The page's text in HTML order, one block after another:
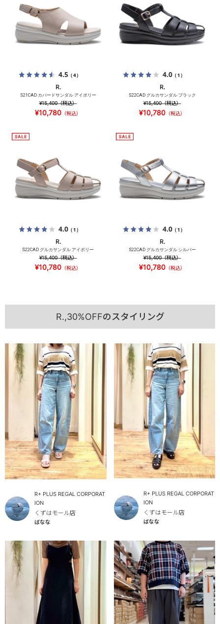
4.5（4）
R.
S21CAD カバードサンダル アイボリー
¥15,400（税込）
¥10,780 （税込）
4.0（1）
R.
S22CAD グルカサンダル ブラック
¥15,400（税込）
¥10,780 （税込）
4.0（1）
R.
S22CAD グルカサンダル アイボリー
¥15,400（税込）
¥10,780 （税込）
4.0（1）
R.
S22CAD グルカサンダル シルバー
¥15,400（税込）
¥10,780 （税込）
R.,30%OFFのスタイリング
R+ PLUS REGAL CORPORAT
ION
くずはモール店
ばなな
R+ PLUS REGAL CORPORAT
ION
くずはモール店
ばなな